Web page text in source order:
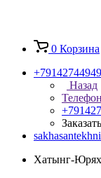
0 Корзина
+79142744949
Назад
Хатынг-